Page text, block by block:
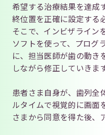
希望する治療結果を達成
終位置を正確に設定する
そこで、インビザライン
ソフトを使って、プログ
に、担当医師が歯の動き
しながら修正していきます
患者さま自身が、歯列全
ルタイムで視覚的に画面
さまから同意を得た後、